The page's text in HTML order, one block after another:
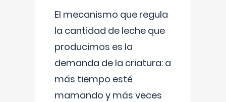
El mecanismo que regula
la cantidad de leche que
producimos es la
demanda de la criatura: a
más tiempo esté
mamando y más veces